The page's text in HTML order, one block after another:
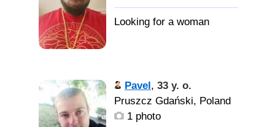
Pavel, 33 y. o.
Pruszcz Gdański, Poland
1 photo